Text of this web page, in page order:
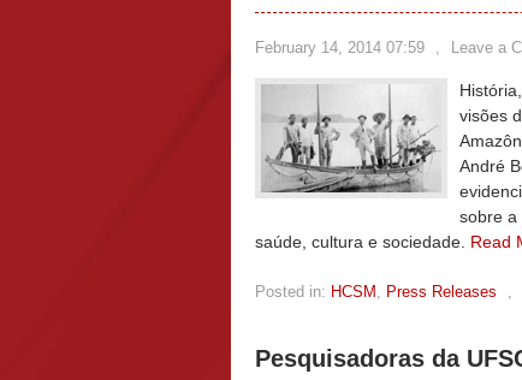
February 14, 2014 07:59 , Leave a
visões
André
sobre a
saúde, cultura e sociedade. Read
Posted in: HCSM , Press Releases ,
Pesquisadoras da